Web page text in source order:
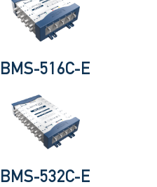
BMS-516C-E
BMS-532C-E